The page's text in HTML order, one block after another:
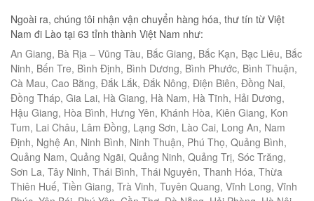
Ngoài ra, chúng tôi nhận vận chuyển hàng hóa, thư tín từ Việt
Nam đi Lào tại 63 tỉnh thành Việt Nam như:
An Giang, Bà Rịa – Vũng Tàu, Bắc Giang, Bắc Kạn, Bạc Liêu, Bắc
Ninh, Bến Tre, Bình Định, Bình Dương, Bình Phước, Bình Thuận,
Cà Mau, Cao Bằng, Đắk Lắk, Đắk Nông, Điện Biên, Đồng Nai,
Đồng Tháp, Gia Lai, Hà Giang, Hà Nam, Hà Tĩnh, Hải Dương,
Hậu Giang, Hòa Bình, Hưng Yên, Khánh Hòa, Kiên Giang, Kon
Tum, Lai Châu, Lâm Đồng, Lạng Sơn, Lào Cai, Long An, Nam
Định, Nghệ An, Ninh Bình, Ninh Thuận, Phú Thọ, Quảng Bình,
Quảng Nam, Quảng Ngãi, Quảng Ninh, Quảng Trị, Sóc Trăng,
Sơn La, Tây Ninh, Thái Bình, Thái Nguyên, Thanh Hóa, Thừa
Thiên Huế, Tiền Giang, Trà Vinh, Tuyên Quang, Vĩnh Long, Vĩnh